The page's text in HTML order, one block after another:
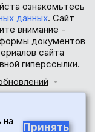
ознакомьтесь
данных. Сайт
внимание -
документов
сайта
гиперссылки.
на
Принять